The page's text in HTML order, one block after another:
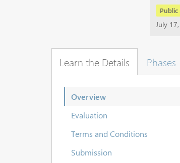
Public
July
Learn the Details Phases
Overview
Evaluation
Terms and Conditions
Submission